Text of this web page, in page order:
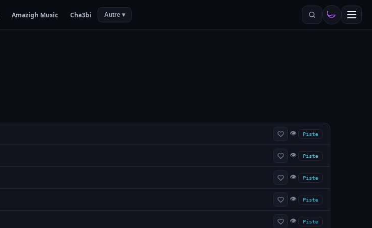
Amazigh Music Cha3bi Autre ▾
👁 Piste
👁 Piste
👁 Piste
👁 Piste
👁 Piste